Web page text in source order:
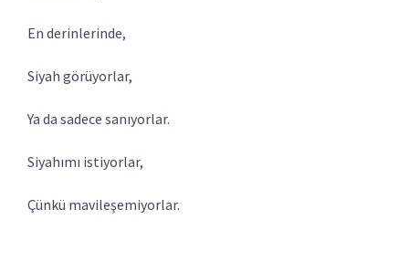
En derinlerinde,
Siyah görüyorlar,
Ya da sadece sanıyorlar.
Siyahımı istiyorlar,
Çünkü mavileşemiyorlar.